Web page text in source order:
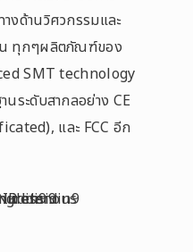
งด้านวิศวกรรมและ
น ทุกๆผลิตภัณฑ์ของ
SMT technology
นระดับสากลอย่าง CE
และ FCC อีก